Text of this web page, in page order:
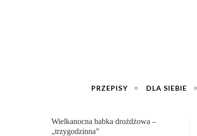
PRZEPISY DLA SIEBIE
Babka Wielkanocna
„dwunastogodzinna”